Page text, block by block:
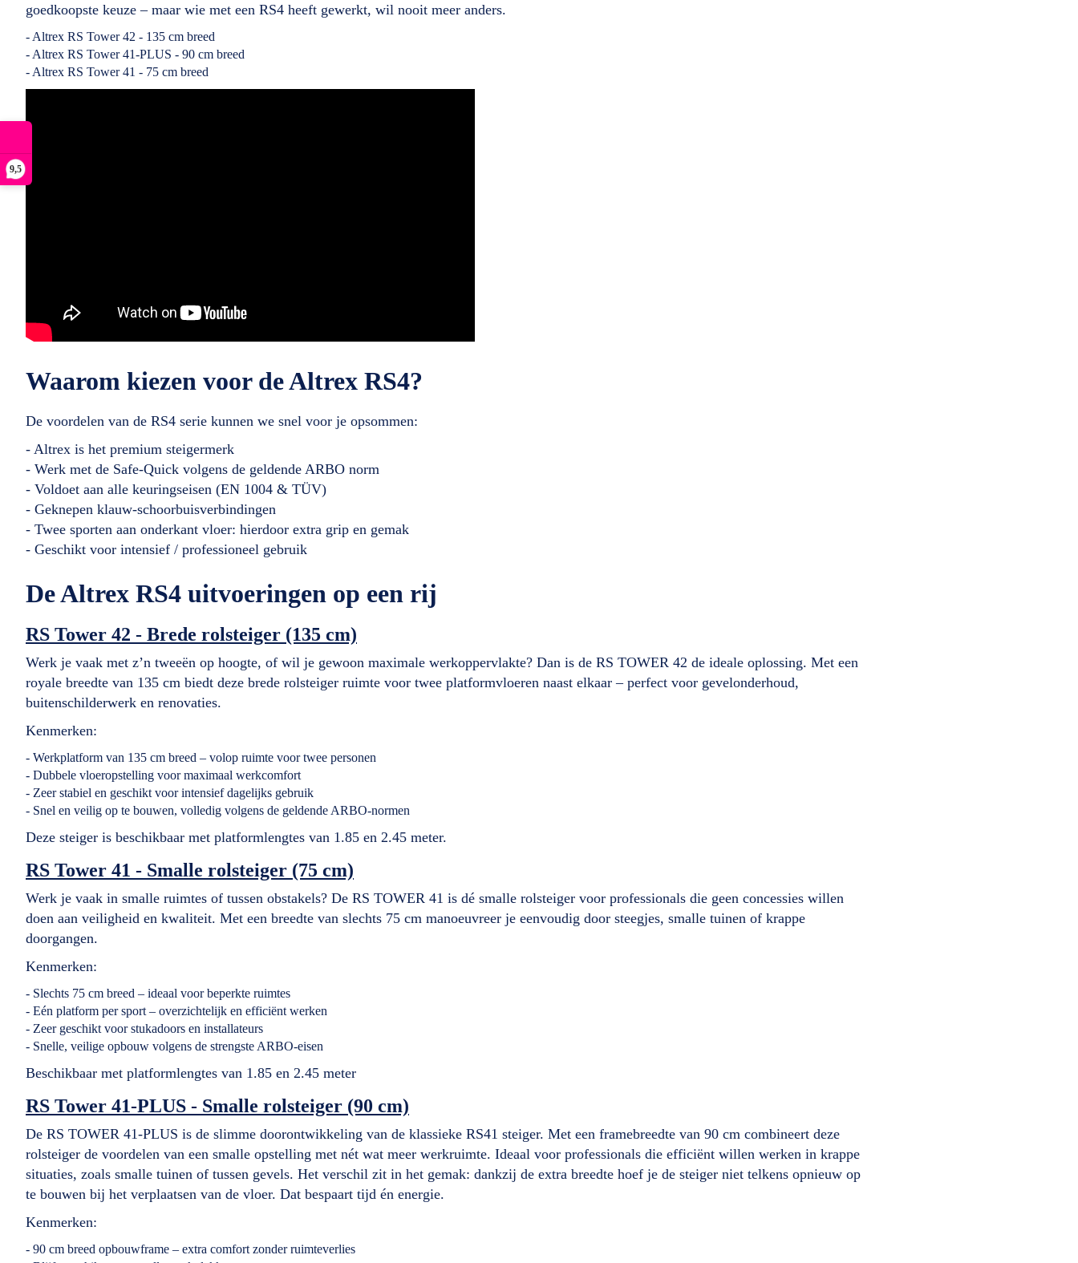
9,5
goedkoopste keuze – maar wie met een RS4 heeft gewerkt, wil nooit meer anders.
- Altrex RS Tower 42 - 135 cm breed
- Altrex RS Tower 41-PLUS - 90 cm breed
- Altrex RS Tower 41 - 75 cm breed
Waarom kiezen voor de Altrex RS4?
De voordelen van de RS4 serie kunnen we snel voor je opsommen:
- Altrex is het premium steigermerk
- Werk met de Safe-Quick volgens de geldende ARBO norm
- Voldoet aan alle keuringseisen (EN 1004 & TÜV)
- Geknepen klauw-schoorbuisverbindingen
- Twee sporten aan onderkant vloer: hierdoor extra grip en gemak
- Geschikt voor intensief / professioneel gebruik
De Altrex RS4 uitvoeringen op een rij
RS Tower 42 - Brede rolsteiger (135 cm)
Werk je vaak met z’n tweeën op hoogte, of wil je gewoon maximale werkoppervlakte? Dan is de RS TOWER 42 de ideale oplossing. Met een
royale breedte van 135 cm biedt deze brede rolsteiger ruimte voor twee platformvloeren naast elkaar – perfect voor gevelonderhoud,
buitenschilderwerk en renovaties.
Kenmerken:
- Werkplatform van 135 cm breed – volop ruimte voor twee personen
- Dubbele vloeropstelling voor maximaal werkcomfort
- Zeer stabiel en geschikt voor intensief dagelijks gebruik
- Snel en veilig op te bouwen, volledig volgens de geldende ARBO-normen
Deze steiger is beschikbaar met platformlengtes van 1.85 en 2.45 meter.
RS Tower 41 - Smalle rolsteiger (75 cm)
Werk je vaak in smalle ruimtes of tussen obstakels? De RS TOWER 41 is dé smalle rolsteiger voor professionals die geen concessies willen
doen aan veiligheid en kwaliteit. Met een breedte van slechts 75 cm manoeuvreer je eenvoudig door steegjes, smalle tuinen of krappe
doorgangen.
Kenmerken:
- Slechts 75 cm breed – ideaal voor beperkte ruimtes
- Eén platform per sport – overzichtelijk en efficiënt werken
- Zeer geschikt voor stukadoors en installateurs
- Snelle, veilige opbouw volgens de strengste ARBO-eisen
Beschikbaar met platformlengtes van 1.85 en 2.45 meter
RS Tower 41-PLUS - Smalle rolsteiger (90 cm)
De RS TOWER 41-PLUS is de slimme doorontwikkeling van de klassieke RS41 steiger. Met een framebreedte van 90 cm combineert deze
rolsteiger de voordelen van een smalle opstelling met nét wat meer werkruimte. Ideaal voor professionals die efficiënt willen werken in krappe
situaties, zoals smalle tuinen of tussen gevels. Het verschil zit in het gemak: dankzij de extra breedte hoef je de steiger niet telkens opnieuw op
te bouwen bij het verplaatsen van de vloer. Dat bespaart tijd én energie.
Kenmerken:
- 90 cm breed opbouwframe – extra comfort zonder ruimteverlies